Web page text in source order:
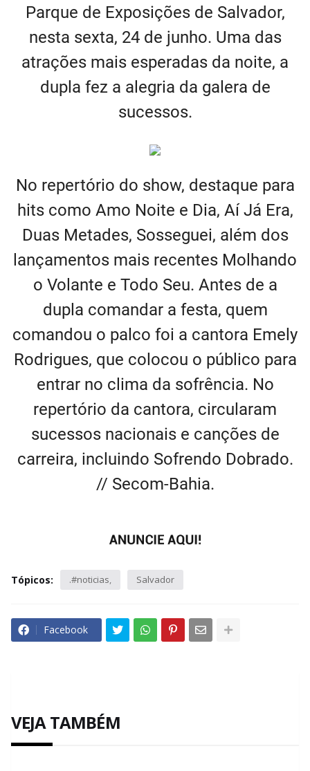
Parque de Exposições de Salvador,
nesta sexta, 24 de junho. Uma das
atrações mais esperadas da noite, a
dupla fez a alegria da galera de
sucessos.
No repertório do show, destaque para
hits como Amo Noite e Dia, Aí Já Era,
Duas Metades, Sosseguei, além dos
lançamentos mais recentes Molhando
o Volante e Todo Seu. Antes de a
dupla comandar a festa, quem
comandou o palco foi a cantora Emely
Rodrigues, que colocou o público para
entrar no clima da sofrência. No
repertório da cantora, circularam
sucessos nacionais e canções de
carreira, incluindo Sofrendo Dobrado.
// Secom-Bahia.
Tópicos: .#noticias Salvador
Facebook
VEJA TAMBÉM